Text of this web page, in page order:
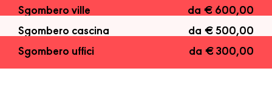
Sgombero ville
da € 600,00
Sgombero cascina
da € 500,00
Sgombero uffici
da € 300,00